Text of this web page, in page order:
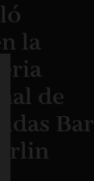
la
de
Bar